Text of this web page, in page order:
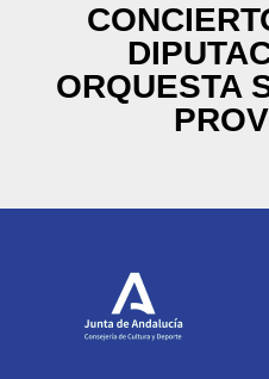
ORQUESTA